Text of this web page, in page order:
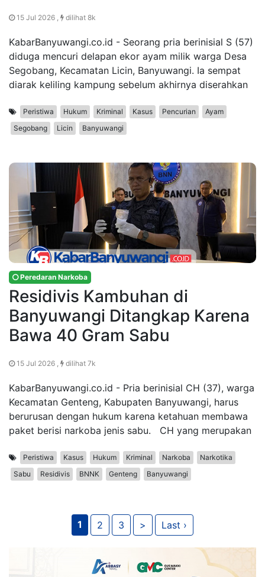
15 Jul 2026 , dilihat 8k
KabarBanyuwangi.co.id - Seorang pria berinisial S (57)
diduga mencuri delapan ekor ayam milik warga Desa
Segobang, Kecamatan Licin, Banyuwangi. Ia sempat
diarak keliling kampung sebelum akhirnya diserahkan
Peristiwa Hukum Kriminal Kasus Pencurian
Ayam
Segobang
Licin Banyuwangi
Peredaran Narkoba
Residivis Kambuhan di
Banyuwangi Ditangkap Karena
Bawa 40 Gram Sabu
15 Jul 2026 , dilihat 7k
KabarBanyuwangi.co.id - Pria berinisial CH (37), warga
Kecamatan Genteng, Kabupaten Banyuwangi, harus
berurusan dengan hukum karena ketahuan membawa
paket berisi narkoba jenis sabu. CH yang merupakan
Peristiwa Kasus Hukum Kriminal Narkoba
Narkotika
Sabu
Residivis BNNK Genteng Banyuwangi
1 2 3 > Last ›